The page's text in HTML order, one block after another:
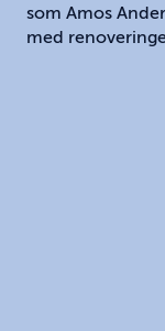
som Amos
med